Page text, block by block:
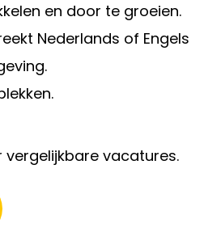
en door te groeien.
Nederlands of Engels
vergelijkbare vacatures.